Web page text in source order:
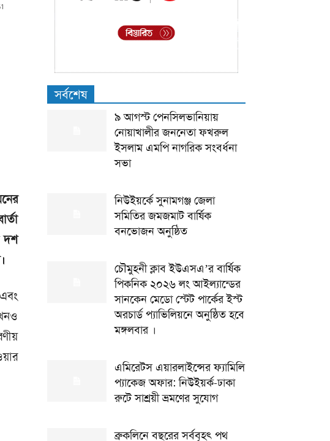
দশ
সর্বশেষ
৯ আগস্ট পেনসিলভানিয়ায়
নোয়াখালীর জননেতা ফখরুল
ইসলাম এমপি নাগরিক সংবর্ধনা
সভা
নিউইয়র্কে সুনামগঞ্জ জেলা
সমিতির জমজমাট বার্ষিক
বনভোজন অনুষ্ঠিত
চৌমুহনী ক্লাব ইউএসএ’র বার্ষিক
পিকনিক ২০২৬ লং আইল্যান্ডের
সানকেন মেডো স্টেট পার্কের ইস্ট
অরচার্ড প্যাভিলিয়নে অনুষ্ঠিত হবে
মঙ্গলবার ।
এমিরেটস এয়ারলাইন্সের ফ্যামিলি
প্যাকেজ অফার: নিউইয়র্ক-ঢাকা
রুটে সাশ্রয়ী ভ্রমণের সুযোগ
ব্রুকলিনে বছরের সর্ববৃহৎ পথ